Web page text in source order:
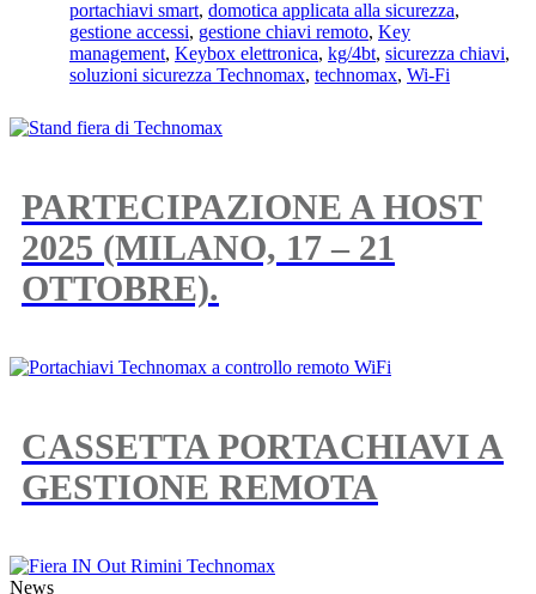
portachiavi smart, domotica applicata alla sicurezza,
gestione accessi, gestione chiavi remoto, Key
management, Keybox elettronica, kg/4bt, sicurezza chiavi,
soluzioni sicurezza Technomax, technomax, Wi-Fi
PARTECIPAZIONE A HOST
2025 (MILANO, 17 – 21
OTTOBRE).
CASSETTA PORTACHIAVI A
GESTIONE REMOTA
News